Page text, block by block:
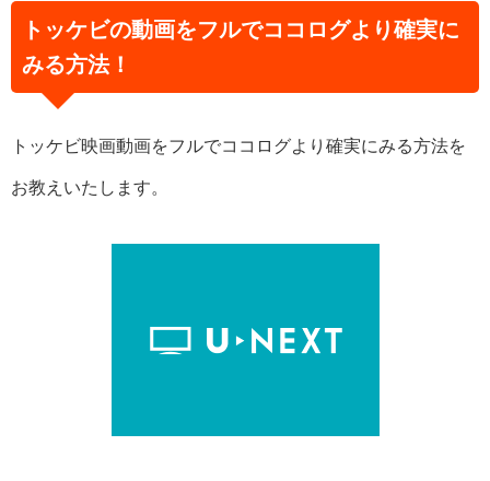
トッケビの動画をフルでココログより確実に
みる方法！
トッケビ映画動画をフルでココログより確実にみる方法を
お教えいたします。